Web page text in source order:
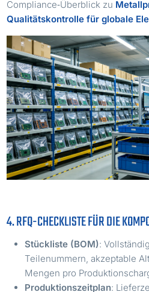
Compliance‑Überblick zu
Qualitätskontrolle für globale
4. RFQ-CHECKLISTE FÜR DIE
Stückliste (BOM):
Teilenummern, akzeptable
Mengen pro
Produktionszeitplan: